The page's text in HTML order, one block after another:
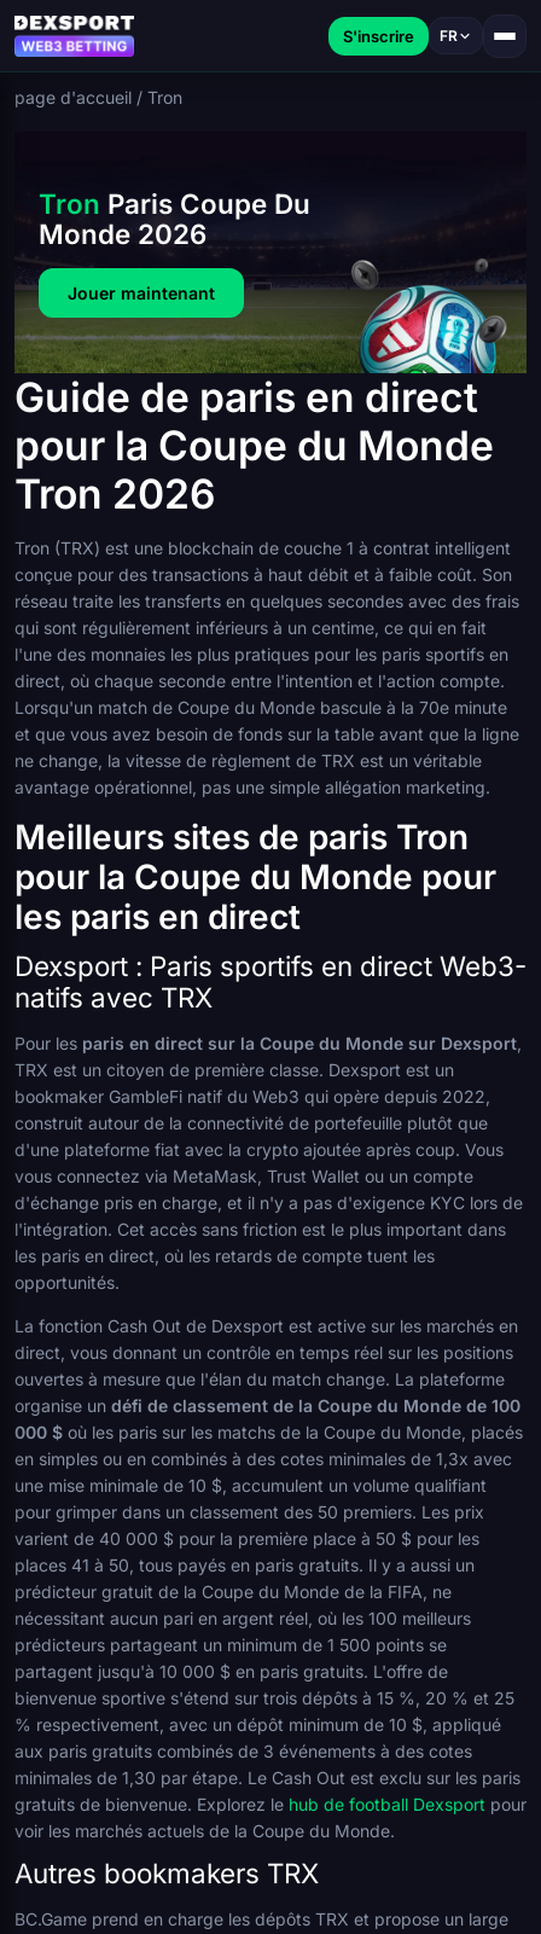
S'inscrire FR
page d'accueil / Tron
Tron Paris Coupe Du
Monde 2026
Jouer maintenant
Guide de paris en direct
pour la Coupe du Monde
Tron 2026
Tron (TRX) est une blockchain de couche 1 à contrat intelligent
conçue pour des transactions à haut débit et à faible coût. Son
réseau traite les transferts en quelques secondes avec des frais
qui sont régulièrement inférieurs à un centime, ce qui en fait
l'une des monnaies les plus pratiques pour les paris sportifs en
direct, où chaque seconde entre l'intention et l'action compte.
Lorsqu'un match de Coupe du Monde bascule à la 70e minute
et que vous avez besoin de fonds sur la table avant que la ligne
ne change, la vitesse de règlement de TRX est un véritable
avantage opérationnel, pas une simple allégation marketing.
Meilleurs sites de paris Tron
pour la Coupe du Monde pour
les paris en direct
Dexsport : Paris sportifs en direct Web3-
natifs avec TRX
Pour les paris en direct sur la Coupe du Monde sur Dexsport
TRX est un citoyen de première classe. Dexsport est un
bookmaker GambleFi natif du Web3 qui opère depuis 2022,
construit autour de la connectivité de portefeuille plutôt que
d'une plateforme fiat avec la crypto ajoutée après coup. Vous
vous connectez via MetaMask, Trust Wallet ou un compte
d'échange pris en charge, et il n'y a pas d'exigence KYC lors de
l'intégration. Cet accès sans friction est le plus important dans
les paris en direct, où les retards de compte tuent les
opportunités.
La fonction Cash Out de Dexsport est active sur les marchés en
direct, vous donnant un contrôle en temps réel sur les positions
ouvertes à mesure que l'élan du match change. La plateforme
organise un défi de classement de la Coupe du Monde de 100
000 $ où les paris sur les matchs de la Coupe du Monde, placés
en simples ou en combinés à des cotes minimales de 1,3x avec
une mise minimale de 10 $, accumulent un volume qualifiant
pour grimper dans un classement des 50 premiers. Les prix
varient de 40 000 $ pour la première place à 50 $ pour les
places 41 à 50, tous payés en paris gratuits. Il y a aussi un
prédicteur gratuit de la Coupe du Monde de la FIFA, ne
nécessitant aucun pari en argent réel, où les 100 meilleurs
prédicteurs partageant un minimum de 1 500 points se
partagent jusqu'à 10 000 $ en paris gratuits. L'offre de
bienvenue sportive s'étend sur trois dépôts à 15 %, 20 % et 25
% respectivement, avec un dépôt minimum de 10 $, appliqué
aux paris gratuits combinés de 3 événements à des cotes
minimales de 1,30 par étape. Le Cash Out est exclu sur les paris
gratuits de bienvenue. Explorez le hub de football Dexsport pour
voir les marchés actuels de la Coupe du Monde.
Autres bookmakers TRX
BC.Game prend en charge les dépôts TRX et propose un large